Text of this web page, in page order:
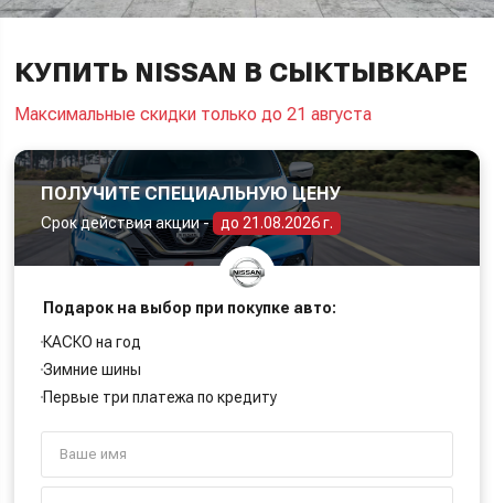
КУПИТЬ NISSAN В СЫКТЫВКАРЕ
Максимальные скидки только до 21 августа
ПОЛУЧИТЕ СПЕЦИАЛЬНУЮ ЦЕНУ
Срок действия акции - до 21.08.2026 г.
Подарок на выбор при покупке авто:
КАСКО на год
Зимние шины
Первые три платежа по кредиту